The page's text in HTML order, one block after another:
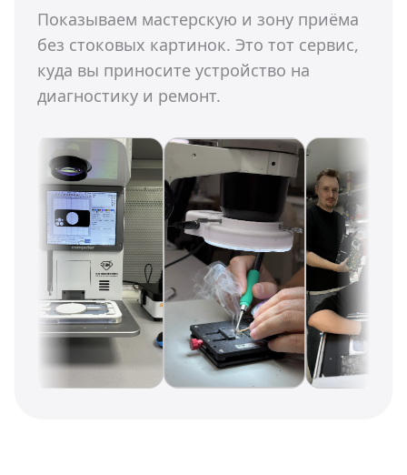
Показываем мастерскую и зону приёма
без стоковых картинок. Это тот сервис,
куда вы приносите устройство на
диагностику и ремонт.